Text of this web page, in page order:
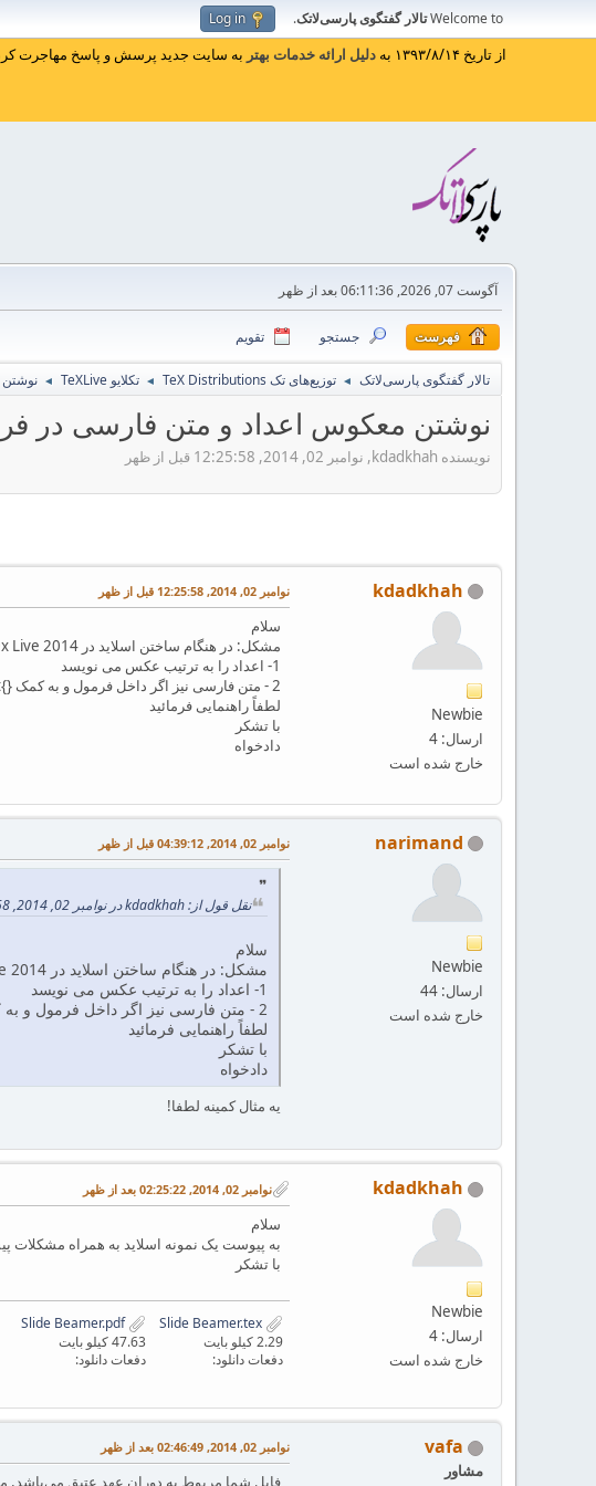
Welcome toتالار گفتگوی پارسی‌لاتک.
Log in
از تاریخ ۱۳۹۳/۸/۱۴ به دلیل ارائه خدمات بهتر به سایت جدید پرسش و پاسخ مهاجرت
آگوست 07, 2026, 06:11:36 بعد از ظهر
فهرست جستجو تقویم
تالار گفتگوی پارسی‌لاتک ◄ توزیع‌های تک TeX Distributions ◄ تکلایو TeXLive ◄ نوشتن
نوشتن معکوس اعداد و متن فارسی در
نویسنده kdadkhah, نوامبر 02, 2014, 12:25:58 قبل از ظهر
kdadkhah
Newbie
ارسال: 4
خارج شده است
نوامبر 02, 2014, 12:25:58 قبل از ظهر
سلام
مشکل: در هنگام ساختن اسلاید در Tex Live 2014 به کمک LuaLaTeX
1- اعداد را به ترتیب عکس می نویسد
2 - متن فارسی نیز اگر داخل فرمول و به کمک {}text\ نوشته شود به ترتیب عکس نوشته می شود.
لطفاً راهنمایی فرمائید
با تشکر
دادخواه
narimand
Newbie
ارسال: 44
خارج شده است
نوامبر 02, 2014, 04:39:12 قبل از ظهر
نقل قول از: kdadkhah در نوامبر 02, 2014, 12:25:58 قبل از ظهر
سلام
مشکل: در هنگام ساختن اسلاید در Tex Live 2014 به کمک LuaLaTeX
1- اعداد را به ترتیب عکس می نویسد
2 - متن فارسی نیز اگر داخل فرمول و به کمک {}text\ نوشته شود به ترتیب عکس نوشته می شود.
لطفاً راهنمایی فرمائید
با تشکر
دادخواه
یه مثال کمینه لطفا!
kdadkhah
Newbie
ارسال: 4
خارج شده است
نوامبر 02, 2014, 02:25:22 بعد از ظهر
سلام
به پیوست یک نمونه اسلاید به همراه
با تشکر
2.29 کیلو بایت
دفعات دانلود:
Slide Beamer.pdf
47.63 کیلو بایت
دفعات دانلود:
vafa
مشاور
نوامبر 02, 2014, 02:46:49 بعد از ظهر
فایل شما مربوط به دوران عهد عتیق